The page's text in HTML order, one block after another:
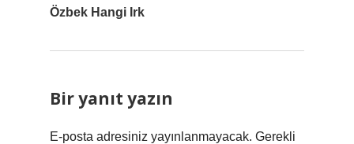
Özbek Hangi Irk
Bir yanıt yazın
E-posta adresiniz yayınlanmayacak. Gerekli